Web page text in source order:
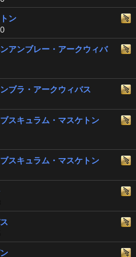
ン
アンブレー・アークウィバ
ブラ・アークウィバス
スキュラム・マスケトン
スキュラム・マスケトン